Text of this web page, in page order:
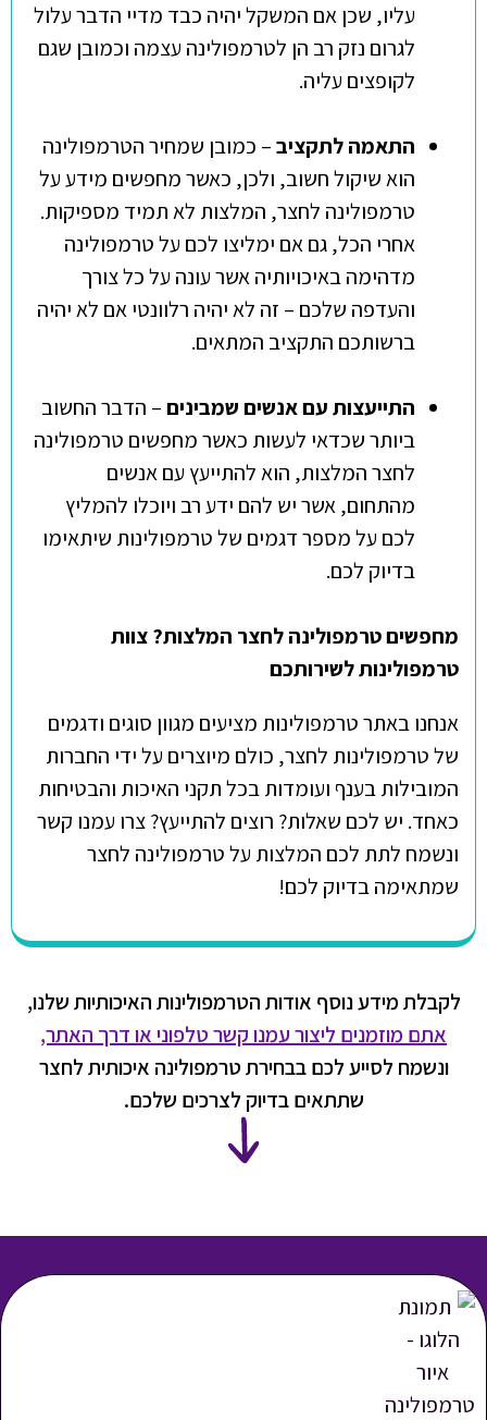
עליו, שכן אם המשקל יהיה כבד מדיי הדבר עלול
לגרום נזק רב הן לטרמפולינה עצמה וכמובן שגם
לקופצים עליה.
התאמה לתקציב– כמובן שמחיר הטרמפולינה
הוא שיקול חשוב, ולכן, כאשר מחפשים מידע על
טרמפולינה לחצר, המלצות לא תמיד מספיקות.
אחרי הכל, גם אם ימליצו לכם על טרמפולינה
מדהימה באיכויותיה אשר עונה על כל צורך
והעדפה שלכם – זה לא יהיה רלוונטי אם לא יהיה
ברשותכם התקציב המתאים.
התייעצות עם אנשים שמבינים– הדבר החשוב
ביותר שכדאי לעשות כאשר מחפשים טרמפולינה
לחצר המלצות, הוא להתייעץ עם אנשים
מהתחום, אשר יש להם ידע רב ויוכלו להמליץ
לכם על מספר דגמים של טרמפולינות שיתאימו
בדיוק לכם.
מחפשים טרמפולינה לחצר המלצות? צוות
טרמפולינות לשירותכם
אנחנו באתר טרמפולינות מציעים מגוון סוגים ודגמים
של טרמפולינות לחצר, כולם מיוצרים על ידי החברות
המובילות בענף ועומדות בכל תקני האיכות והבטיחות
כאחד. יש לכם שאלות? רוצים להתייעץ? צרו עמנו קשר
ונשמח לתת לכם המלצות על טרמפולינה לחצר
שמתאימה בדיוק לכם!
לקבלת מידע נוסף אודות הטרמפולינות האיכותיות שלנו,
אתם מוזמנים ליצור עמנו קשר טלפוני או דרך האתר,
ונשמח לסייע לכם בבחירת טרמפולינה איכותית לחצר
שתתאים בדיוק לצרכים שלכם.